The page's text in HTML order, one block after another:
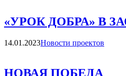
«УРОК ДОБРА» В
14.01.2023Категории
Новости проектов
НОВАЯ ПОБЕДА